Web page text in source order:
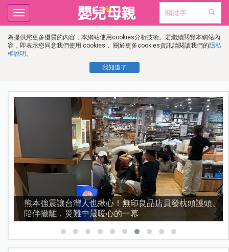
為提供您更多優質的內容，本網站使用cookies分析技術。若繼續閱覽本網站內
容，即表示您同意我們使用 cookies， 關於更多cookies資訊請閱讀我們的隱私
權說明 。
我知道了
Toggle
navigation
好的副食品豬肉要怎麼選？媽媽挑選優質蛋白質來源要
先懂這幾件事